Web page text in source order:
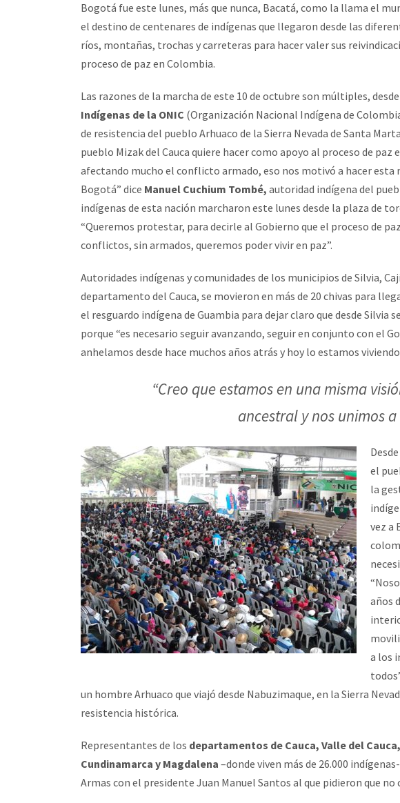
Bogotá fue este lunes, más que nunca, Bacatá, como la llama el
el destino de centenares de indígenas que llegaron desde las
ríos, montañas, trochas y carreteras para hacer valer sus
proceso de paz en Colombia.
Las razones de la marcha de este 10 de octubre son múltiples, desde
Indígenas de la ONIC (Organización Nacional Indígena de
de resistencia del pueblo Arhuaco de la Sierra Nevada de Santa
pueblo Mizak del Cauca quiere hacer como apoyo al proceso de paz
afectando mucho el conflicto armado, eso nos motivó a hacer esta
Bogotá” dice Manuel Cuchium Tombé, autoridad indígena del
indígenas de esta nación marcharon este lunes desde la plaza de
“Queremos protestar, para decirle al Gobierno que el proceso de
conflictos, sin armados, queremos poder vivir en paz”.
Autoridades indígenas y comunidades de los municipios de Silvia,
departamento del Cauca, se movieron en más de 20 chivas para
el resguardo indígena de Guambia para dejar claro que desde Silvia
porque “es necesario seguir avanzando, seguir en conjunto con el
anhelamos desde hace muchos años atrás y hoy lo estamos
“Creo que estamos en una misma
ancestral y nos unimos a
el
la
vez a
años
a los
un hombre Arhuaco que viajó desde Nabuzimaque, en la Sierra
resistencia histórica.
Representantes de los departamentos de Cauca, Valle del
Cundinamarca y Magdalena –donde viven más de 26.000
Armas con el presidente Juan Manuel Santos al que pidieron que no